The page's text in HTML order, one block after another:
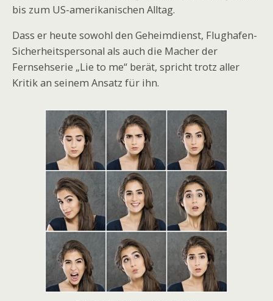
bis zum US-amerikanischen Alltag.
Dass er heute sowohl den Geheimdienst, Flughafen-
Sicherheitspersonal als auch die Macher der
Fernsehserie „Lie to me“ berät, spricht trotz aller
Kritik an seinem Ansatz für ihn.